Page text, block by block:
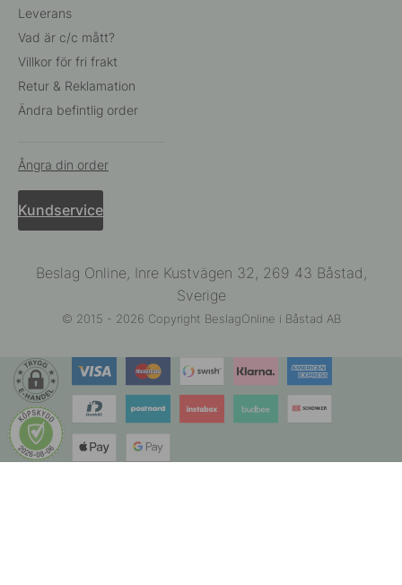
Leverans
Vad är c/c mått?
Villkor för fri frakt
Retur & Reklamation
Ändra befintlig order
Ångra din order
Kundservice
Beslag Online, Inre Kustvägen 32, 269 43 Båstad,
Sverige
© 2015 - 2026 Copyright BeslagOnline i Båstad AB